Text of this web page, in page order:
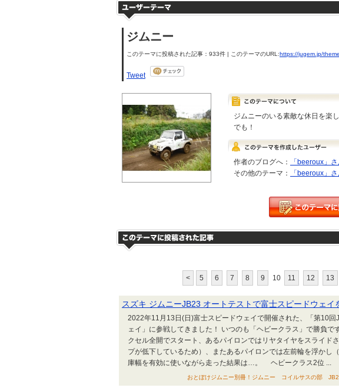
ジムニー
このテーマに投稿された記事：933件 | このテーマのURL:https://jugem.jp/
Tweet
ジムニーのいる素敵な休日を楽
でも！
作者のブログへ：
「beeroux」
その他のテーマ：
「beeroux」
< 5 6 7 8 9 10 11 12 13
スズキ ジムニーJB23 オートテストで富士スピードウェイ
2022年11月13日(日)富士スピードウェイで開催された、「第10回
ェイ」に参戦してきました！ いつのも「ヘビークラス」で勝負
クセル全開でスタート、あるパイロンではリヤタイヤをスライド
プが低下しているため）、またあるパイロンでは左前輪を浮かし
庫幅を有効に使いながら走った結果は…。 ヘビークラス2位 ...
おとぼけジムニー別冊！ジムニー コイルサスの部